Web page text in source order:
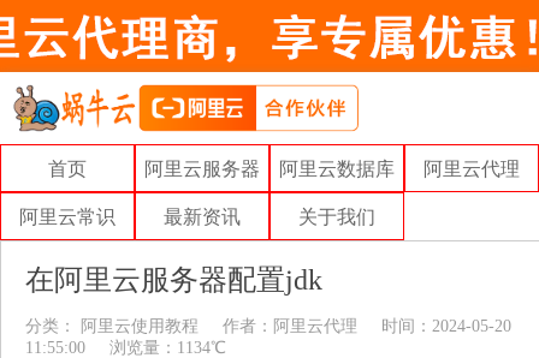
首页 阿里云服务器 阿里云数据库 阿里云代理
阿里云常识 最新资讯 关于我们
在阿里云服务器配置jdk
分类： 阿里云使用教程 作者： 阿里云代理
时间：2024-05-20
11:55:00
浏览量：1134℃